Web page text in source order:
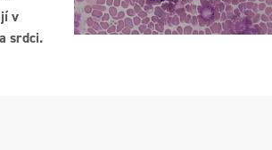
v
srdci.